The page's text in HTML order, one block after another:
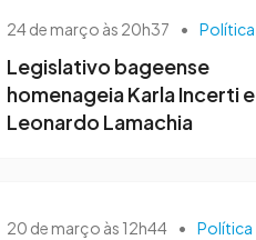
24 de março às 20h37 • Política
Legislativo bageense
homenageia Karla Incerti e
Leonardo Lamachia
20 de março às 12h44 • Política